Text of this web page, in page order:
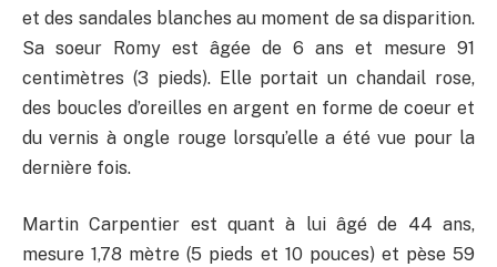
et des sandales blanches au moment de sa disparition.
Sa soeur Romy est âgée de 6 ans et mesure 91
centimètres (3 pieds). Elle portait un chandail rose,
des boucles d’oreilles en argent en forme de coeur et
du vernis à ongle rouge lorsqu’elle a été vue pour la
dernière fois.
Martin Carpentier est quant à lui âgé de 44 ans,
mesure 1,78 mètre (5 pieds et 10 pouces) et pèse 59